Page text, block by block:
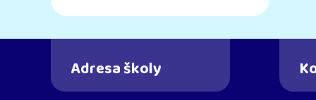
Adresa školy